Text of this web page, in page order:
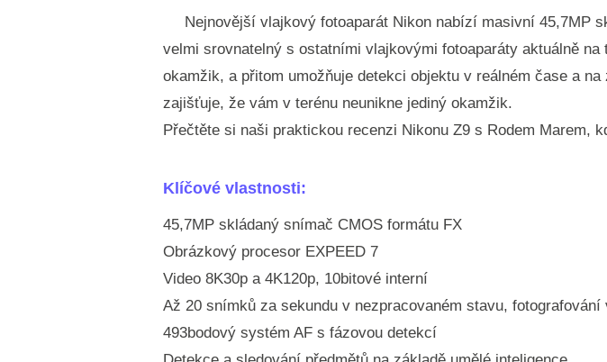
Nejnovější vlajkový fotoaparát Nikon nabízí masivní 45,7MP
velmi srovnatelný s ostatními vlajkovými fotoaparáty aktuálně
okamžik, a přitom umožňuje detekci objektu v reálném čase a
zajišťuje, že vám v terénu neunikne jediný okamžik.
Přečtěte si naši praktickou recenzi Nikonu Z9 s Rodem Marem,
Klíčové vlastnosti:
45,7MP skládaný snímač CMOS formátu FX
Obrázkový procesor EXPEED 7
Video 8K30p a 4K120p, 10bitové interní
Až 20 snímků za sekundu v nezpracovaném stavu,
493bodový systém AF s fázovou detekcí